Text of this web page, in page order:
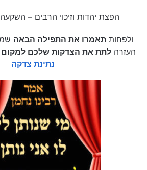
הפצת יהדות וזיכוי הרבים –
ולפחותתאמרו את התפילה הבאה
העזרהלתת את הצדקות שלכם למקום
נתינת צדקה